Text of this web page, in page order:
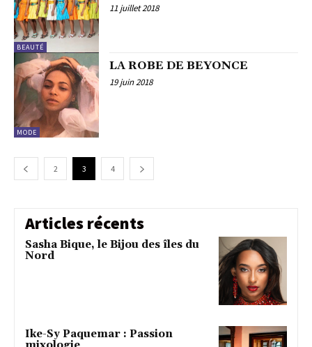
BEAUTÉ
11 juillet 2018
MODE
LA ROBE DE BEYONCE
19 juin 2018
2 3 4
Articles récents
Sasha Bique, le Bijou des îles du
Nord
Ike-Sy Paquemar : Passion